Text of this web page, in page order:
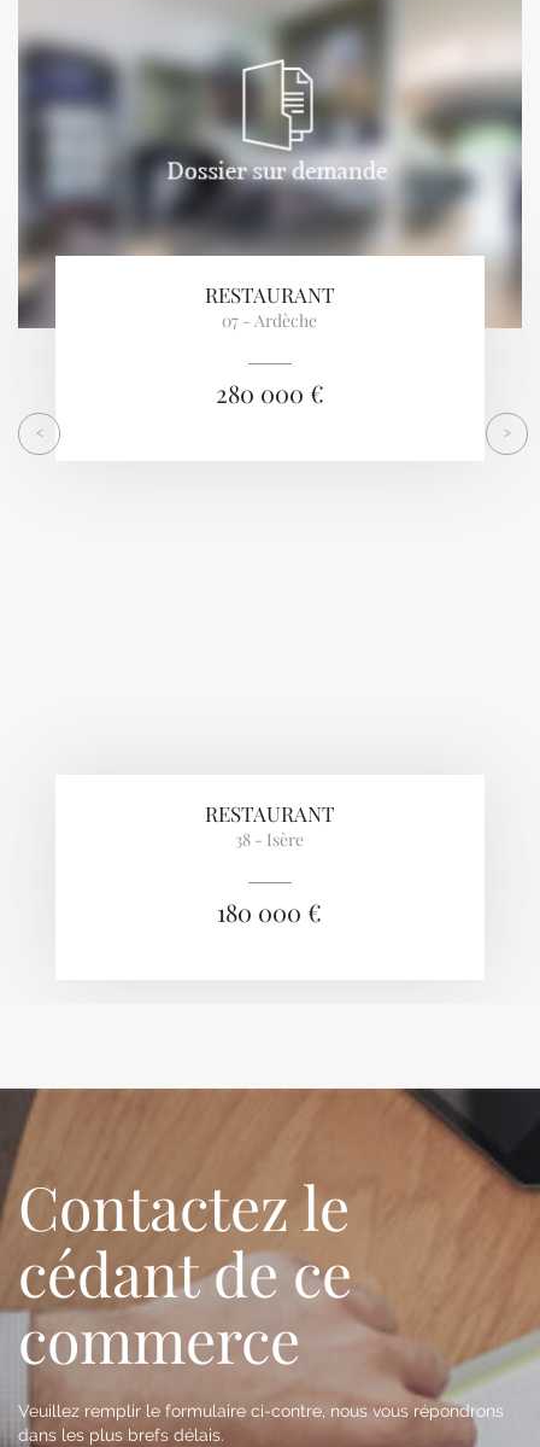
RESTAURANT
07 - Ardèche
280 000 €
RESTAURANT
38 - Isère
180 000 €
< >
Contactez le
cédant de ce
commerce
Veuillez remplir le formulaire ci-contre, nous vous répondrons
dans les plus brefs délais.